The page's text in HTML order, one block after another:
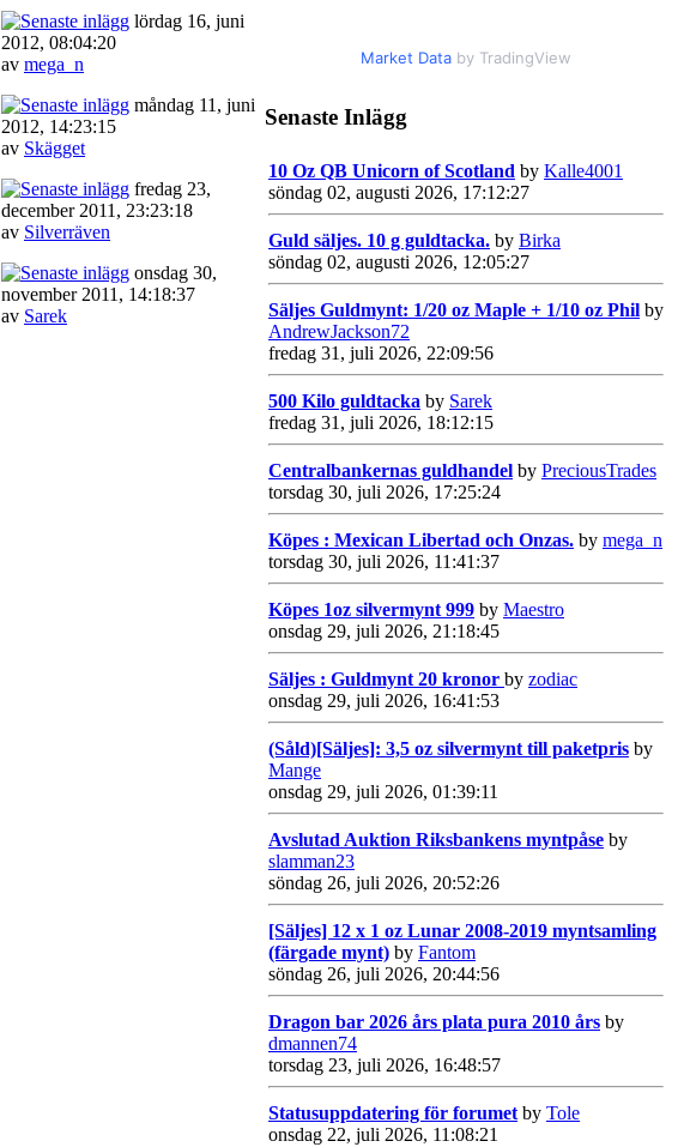
lördag 16, juni
2012, 08:04:20
av mega_n
måndag 11, juni
2012, 14:23:15
av Skägget
fredag 23,
december 2011, 23:23:18
av Silverräven
onsdag 30,
november 2011, 14:18:37
av Sarek
Market Data by TradingView
Senaste Inlägg
10 Oz QB Unicorn of Scotland by Kalle4001
söndag 02, augusti 2026, 17:12:27
Guld säljes. 10 g guldtacka. by Birka
söndag 02, augusti 2026, 12:05:27
Säljes Guldmynt: 1/20 oz Maple + 1/10 oz Phil by
AndrewJackson72
fredag 31, juli 2026, 22:09:56
500 Kilo guldtacka by Sarek
fredag 31, juli 2026, 18:12:15
Centralbankernas guldhandel by PreciousTrades
torsdag 30, juli 2026, 17:25:24
Köpes : Mexican Libertad och Onzas. by mega_n
torsdag 30, juli 2026, 11:41:37
Köpes 1oz silvermynt 999 by Maestro
onsdag 29, juli 2026, 21:18:45
Säljes : Guldmynt 20 kronor by zodiac
onsdag 29, juli 2026, 16:41:53
(Såld)[Säljes]: 3,5 oz silvermynt till paketpris by
Mange
onsdag 29, juli 2026, 01:39:11
Avslutad Auktion Riksbankens myntpåse by
slamman23
söndag 26, juli 2026, 20:52:26
[Säljes] 12 x 1 oz Lunar 2008-2019 myntsamling
(färgade mynt) by Fantom
söndag 26, juli 2026, 20:44:56
Dragon bar 2026 års plata pura 2010 års by
dmannen74
torsdag 23, juli 2026, 16:48:57
Statusuppdatering för forumet by Tole
onsdag 22, juli 2026, 11:08:21